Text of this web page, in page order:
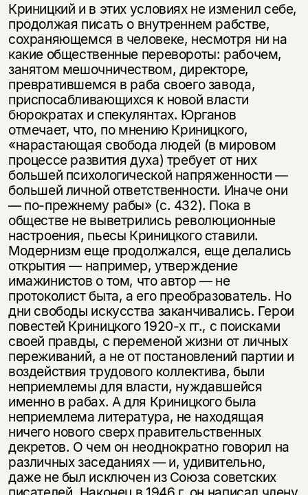
Криницкий и в этих условиях не изменил себе,
продолжая писать о внутреннем рабстве,
сохраняющемся в человеке, несмотря ни на
какие общественные перевороты: рабочем,
занятом мешочничеством, директоре,
превратившемся в раба своего завода,
приспосабливающихся к новой власти
бюрократах и спекулянтах. Юрганов
отмечает, что, по мнению Криницкого,
«нарастающая свобода людей (в мировом
процессе развития духа) требует от них
большей психологической напряженности —
большей личной ответственности. Иначе они
— по-прежнему рабы» (с. 432). Пока в
обществе не выветрились революционные
настроения, пьесы Криницкого ставили.
Модернизм еще продолжался, еще делались
открытия — например, утверждение
имажинистов о том, что автор — не
протоколист быта, а его преобразователь. Но
дни свободы искусства заканчивались. Герои
повестей Криницкого 1920-х гг., с поисками
своей правды, с переменой жизни от личных
переживаний, а не от постановлений партии и
воздействия трудового коллектива, были
неприемлемы для власти, нуждавшейся
именно в рабах. А для Криницкого была
неприемлема литература, не находящая
ничего нового сверх правительственных
декретов. О чем он неоднократно говорил на
различных заседаниях — и, удивительно,
даже не был исключен из Союза советских